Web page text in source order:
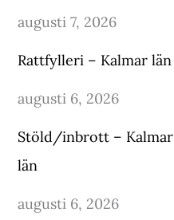
augusti 7, 2026
Rattfylleri – Kalmar län
augusti 6, 2026
Stöld/inbrott – Kalmar
län
augusti 6, 2026